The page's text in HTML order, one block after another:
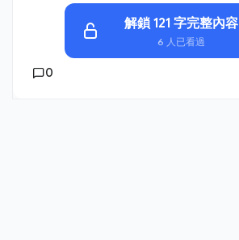
解鎖 121 字完整內容
6 人已看過
0